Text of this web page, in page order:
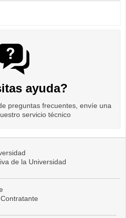
ayuda?
preguntas frecuentes, envíe una
servicio técnico
de la Universidad